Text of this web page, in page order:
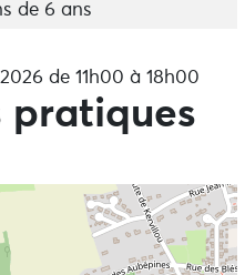
de 6 ans
de 11h00 à 18h00
pratiques